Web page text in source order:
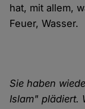
hat, mit allem,
Feuer, Wasser.
Sie haben
Islam" plädiert.